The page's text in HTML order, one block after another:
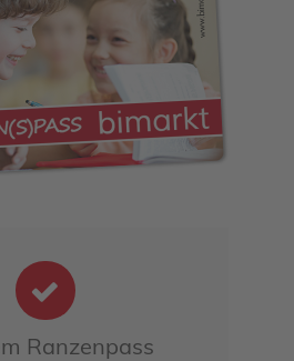
Ranzenpass